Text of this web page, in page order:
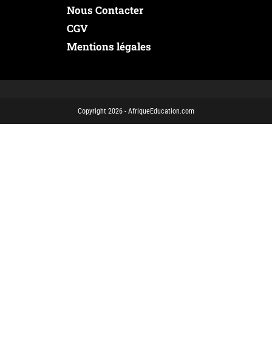
Nous Contacter
CGV
Mentions légales
Copyright 2026 - AfriqueEducation.com